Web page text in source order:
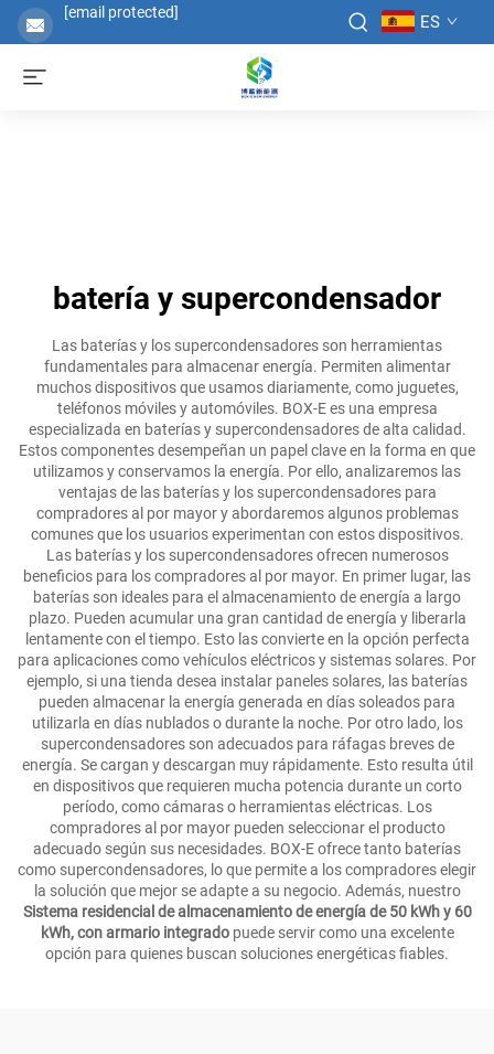
[email protected] ES
batería y supercondensador
Las baterías y los supercondensadores son herramientas
fundamentales para almacenar energía. Permiten alimentar
muchos dispositivos que usamos diariamente, como juguetes,
teléfonos móviles y automóviles. BOX-E es una empresa
especializada en baterías y supercondensadores de alta calidad.
Estos componentes desempeñan un papel clave en la forma en que
utilizamos y conservamos la energía. Por ello, analizaremos las
ventajas de las baterías y los supercondensadores para
compradores al por mayor y abordaremos algunos problemas
comunes que los usuarios experimentan con estos dispositivos.
Las baterías y los supercondensadores ofrecen numerosos
beneficios para los compradores al por mayor. En primer lugar, las
baterías son ideales para el almacenamiento de energía a largo
plazo. Pueden acumular una gran cantidad de energía y liberarla
lentamente con el tiempo. Esto las convierte en la opción perfecta
para aplicaciones como vehículos eléctricos y sistemas solares. Por
ejemplo, si una tienda desea instalar paneles solares, las baterías
pueden almacenar la energía generada en días soleados para
utilizarla en días nublados o durante la noche. Por otro lado, los
supercondensadores son adecuados para ráfagas breves de
energía. Se cargan y descargan muy rápidamente. Esto resulta útil
en dispositivos que requieren mucha potencia durante un corto
período, como cámaras o herramientas eléctricas. Los
compradores al por mayor pueden seleccionar el producto
adecuado según sus necesidades. BOX-E ofrece tanto baterías
como supercondensadores, lo que permite a los compradores elegir
la solución que mejor se adapte a su negocio. Además, nuestro
Sistema residencial de almacenamiento de energía de 50 kWh y 60
kWh, con armario integrado puede servir como una excelente
opción para quienes buscan soluciones energéticas fiables.